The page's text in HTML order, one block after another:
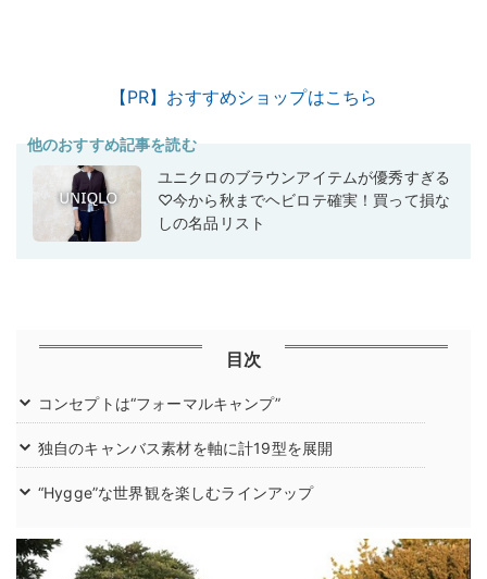
【PR】おすすめショップはこちら
他のおすすめ記事を読む
ユニクロのブラウンアイテムが優秀すぎる
♡今から秋までヘビロテ確実！買って損な
しの名品リスト
目次
コンセプトは“フォーマルキャンプ”
独自のキャンバス素材を軸に計19型を展開
“Hygge”な世界観を楽しむラインアップ